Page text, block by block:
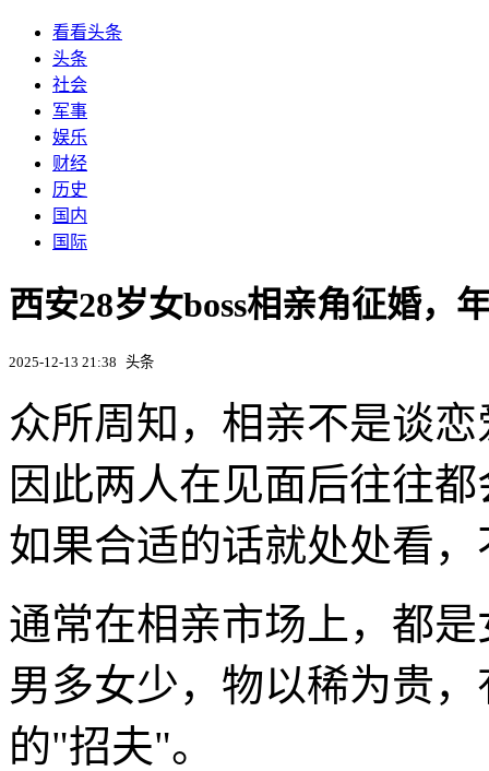
看看头条
头条
社会
军事
娱乐
财经
历史
国内
国际
西安28岁女boss相亲角征婚，
2025-12-13 21:38 头条
众所周知，相亲不是谈
因此两人在见面后往往
如果合适的话就处处看
通常在相亲市场上，都
男多女少，物以稀为贵
的"招夫"。